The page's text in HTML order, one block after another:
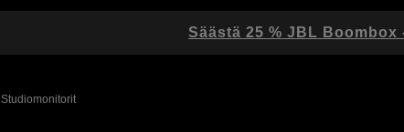
Studiomonitorit
Säästä 25 % JBL